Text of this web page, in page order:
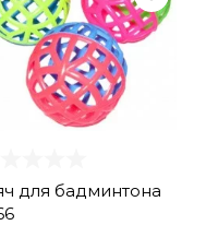
для бадминтона